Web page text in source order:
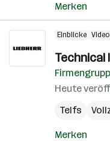
Merken
Einblicke
Technical
Heute
Telfs
Merken